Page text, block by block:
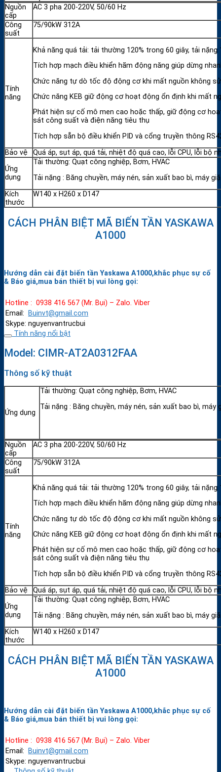
Nguồn
cấp
AC 3 pha 200-220V, 50/60 Hz
Công
suất
75/90kW 312A
Tính
năng
Khả năng quá tải: tải thường 120% trong 60 giây, tải nặng
Tích hợp mạch điều khiển hãm động năng giúp dừng
Chức năng tự dò tốc độ động cơ khi mất nguồn không
Chức năng KEB giữ động cơ hoạt động ổn định khi mất
Phát hiện sự cố mô men cao hoặc thấp, giữ động cơ
sát công suất và điện năng tiêu thụ
Tích hợp sẵn bộ điều khiển PID và cổng truyền thông
Bảo vệ
Quá áp, sụt áp, quá tải, nhiệt độ quá cao, lỗi CPU, lỗi bộ
Ứng
dụng
Tải thường: Quạt công nghiệp, Bơm, HVAC
Tải nặng : Băng chuyền, máy nén, sản xuất bao bì, máy
Kích
thước
W140 x H260 x D147
CÁCH PHÂN BIỆT MÃ BIẾN TẦN YASKAWA
A1000
Hướng dẫn cài đặt biến tần Yaskawa A1000,khắc phục sự cố
& Báo giá,mua bán thiết bị vui lòng gọi:
Hotline : 0938 416 567 (Mr. Bụi) – Zalo. Viber
Email:
Buinvt@gmail.com
Skype: nguyenvantrucbui
Tính năng nổi bật
Model: CIMR-AT2A0312FAA
Thông số kỹ thuật
Ứng dụng
Tải thường: Quạt công nghiệp, Bơm, HVAC
Tải nặng : Băng chuyền, máy nén, sản xuất bao bì,
Nguồn
cấp
AC 3 pha 200-220V, 50/60 Hz
Công
suất
75/90kW 312A
Tính
năng
Khả năng quá tải: tải thường 120% trong 60 giây, tải nặng
Tích hợp mạch điều khiển hãm động năng giúp dừng
Chức năng tự dò tốc độ động cơ khi mất nguồn không
Chức năng KEB giữ động cơ hoạt động ổn định khi mất
Phát hiện sự cố mô men cao hoặc thấp, giữ động cơ
sát công suất và điện năng tiêu thụ
Tích hợp sẵn bộ điều khiển PID và cổng truyền thông
Bảo vệ
Quá áp, sụt áp, quá tải, nhiệt độ quá cao, lỗi CPU, lỗi bộ
Ứng
dụng
Tải thường: Quạt công nghiệp, Bơm, HVAC
Tải nặng : Băng chuyền, máy nén, sản xuất bao bì, máy
Kích
thước
W140 x H260 x D147
CÁCH PHÂN BIỆT MÃ BIẾN TẦN YASKAWA
A1000
Hướng dẫn cài đặt biến tần Yaskawa A1000,khắc phục sự cố
& Báo giá,mua bán thiết bị vui lòng gọi:
Hotline : 0938 416 567 (Mr. Bụi) – Zalo. Viber
Email:
Buinvt@gmail.com
Skype: nguyenvantrucbui